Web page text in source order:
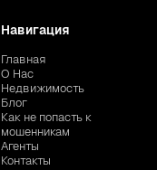
Навигация
Главная
О Нас
Недвижимость
Блог
Как не попасть к
мошенникам
Агенты
Контакты